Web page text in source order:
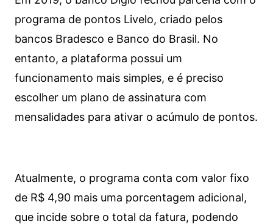
programa de pontos Livelo, criado pelos
bancos Bradesco e Banco do Brasil. No
entanto, a plataforma possui um
funcionamento mais simples, e é preciso
escolher um plano de assinatura com
mensalidades para ativar o acúmulo de pontos.
Atualmente, o programa conta com valor fixo
de R$ 4,90 mais uma porcentagem adicional,
que incide sobre o total da fatura, podendo